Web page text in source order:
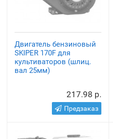
Двигатель бензиновый
SKIPER 170F для
культиваторов (шлиц.
вал 25мм)
217.98 р.
Предзаказ